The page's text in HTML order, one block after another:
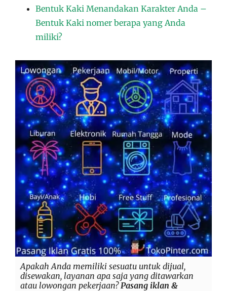
Bentuk Kaki Menandakan Karakter Anda –
Bentuk Kaki nomer berapa yang Anda
miliki?
Apakah Anda memiliki sesuatu untuk dijual,
disewakan, layanan apa saja yang ditawarkan
atau lowongan pekerjaan? Pasang iklan &